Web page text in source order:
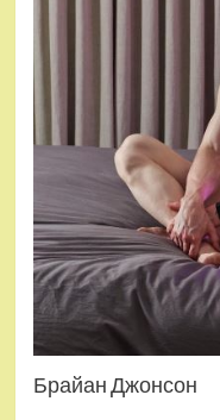
Брайан Джонсон